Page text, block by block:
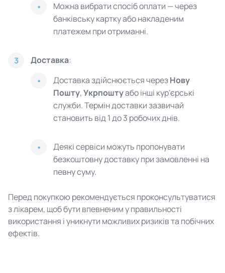
Можна вибрати спосіб оплати — через
банківську картку або накладеним
платежем при отриманні.
3 Доставка:
Доставка здійснюється черезНову
Пошту,Укрпоштуабо інші кур'єрські
служби. Термін доставки зазвичай
становить від 1 до 3 робочих днів.
Деякі сервіси можуть пропонувати
безкоштовну доставку при замовленні на
певну суму.
Перед покупкою рекомендується проконсультуватися
з лікарем, щоб бути впевненим у правильності
використання і уникнути можливих ризиків та побічних
ефектів.